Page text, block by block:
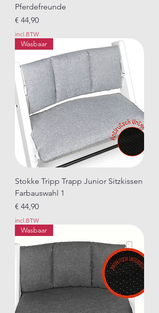
Pferdefreunde
Prijs
€ 44,90
incl.BTW
Wasbaar
Stokke Tripp Trapp Junior Sitzkissen
Farbauswahl 1
Prijs
€ 44,90
incl.BTW
Wasbaar